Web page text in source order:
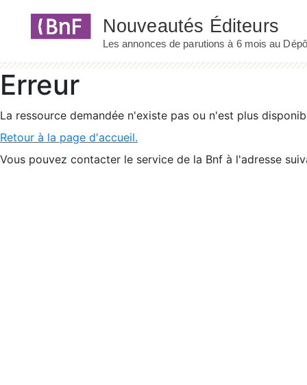
Erreur
La ressource demandée n'existe pas ou n'est plus
Retour à la page d'accueil.
Vous pouvez contacter le service de la Bnf à l'adresse